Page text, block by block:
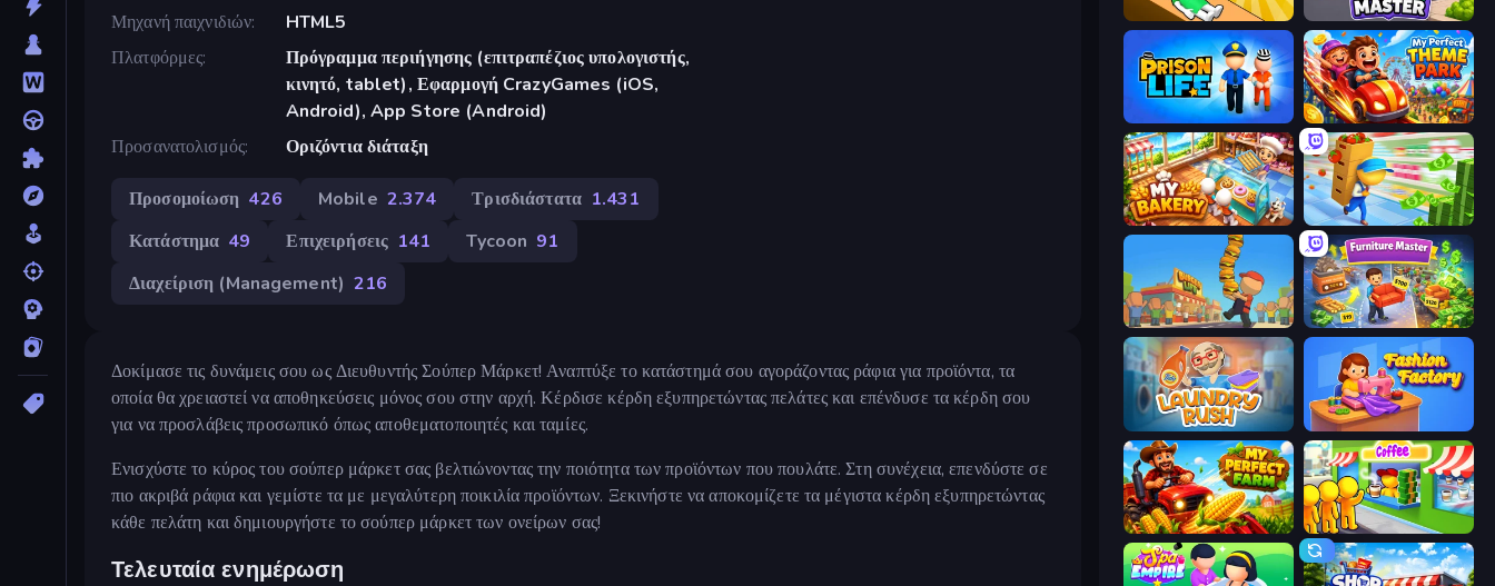
Μηχανή παιχνιδιών
HTML5
Πλατφόρμες
Πρόγραμμα περιήγησης (επιτραπέζιος υπολογιστής,
κινητό, tablet), Εφαρμογή CrazyGames (iOS,
Android), App Store (Android)
Προσανατολισμός
Οριζόντια διάταξη
Προσομοίωση 426 Mobile 2.374 Τρισδιάστατα 1.431
Κατάστημα 49 Επιχειρήσεις 141 Tycoon 91
Διαχείριση (Management) 216
Δοκίμασε τις δυνάμεις σου ως Διευθυντής Σούπερ Μάρκετ! Αναπτύξε το κατάστημά σου αγοράζοντας ράφια για προϊόντα, τα
οποία θα χρειαστεί να αποθηκεύσεις μόνος σου στην αρχή. Κέρδισε κέρδη εξυπηρετώντας πελάτες και επένδυσε τα κέρδη σου
για να προσλάβεις προσωπικό όπως αποθεματοποιητές και ταμίες.
Ενισχύστε το κύρος του σούπερ μάρκετ σας βελτιώνοντας την ποιότητα των προϊόντων που πουλάτε. Στη συνέχεια, επενδύστε σε
πιο ακριβά ράφια και γεμίστε τα με μεγαλύτερη ποικιλία προϊόντων. Ξεκινήστε να αποκομίζετε τα μέγιστα κέρδη εξυπηρετώντας
κάθε πελάτη και δημιουργήστε το σούπερ μάρκετ των ονείρων σας!
Τελευταία ενημέρωση
Doctor Hero Trash Master
Prison Life My Perfect Theme Park
My bakery Supermarket Empire
Burger Life Furniture Master: Idle Tycoon
Laundry Rush Fashion Factory
My Perfect Farm Coffee Idle